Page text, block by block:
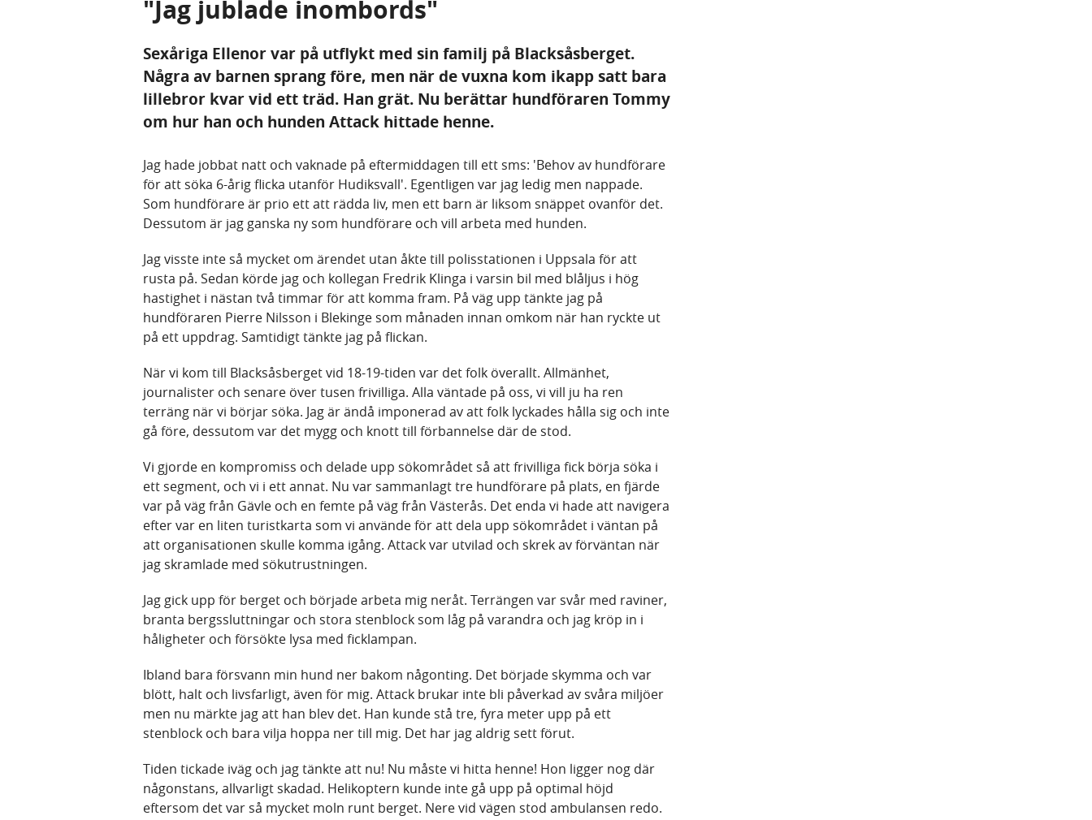
"Jag jublade inombords"
Sexåriga Ellenor var på utflykt med sin familj på Blacksåsberget.
Några av barnen sprang före, men när de vuxna kom ikapp satt bara
lillebror kvar vid ett träd. Han grät. Nu berättar hundföraren Tommy
om hur han och hunden Attack hittade henne.
Jag hade jobbat natt och vaknade på eftermiddagen till ett sms: 'Behov av hundförare
för att söka 6-årig flicka utanför Hudiksvall'. Egentligen var jag ledig men nappade.
Som hundförare är prio ett att rädda liv, men ett barn är liksom snäppet ovanför det.
Dessutom är jag ganska ny som hundförare och vill arbeta med hunden.
Jag visste inte så mycket om ärendet utan åkte till polisstationen i Uppsala för att
rusta på. Sedan körde jag och kollegan Fredrik Klinga i varsin bil med blåljus i hög
hastighet i nästan två timmar för att komma fram. På väg upp tänkte jag på
hundföraren Pierre Nilsson i Blekinge som månaden innan omkom när han ryckte ut
på ett uppdrag. Samtidigt tänkte jag på flickan.
När vi kom till Blacksåsberget vid 18-19-tiden var det folk överallt. Allmänhet,
journalister och senare över tusen frivilliga. Alla väntade på oss, vi vill ju ha ren
terräng när vi börjar söka. Jag är ändå imponerad av att folk lyckades hålla sig och inte
gå före, dessutom var det mygg och knott till förbannelse där de stod.
Vi gjorde en kompromiss och delade upp sökområdet så att frivilliga fick börja söka i
ett segment, och vi i ett annat. Nu var sammanlagt tre hundförare på plats, en fjärde
var på väg från Gävle och en femte på väg från Västerås. Det enda vi hade att navigera
efter var en liten turistkarta som vi använde för att dela upp sökområdet i väntan på
att organisationen skulle komma igång. Attack var utvilad och skrek av förväntan när
jag skramlade med sökutrustningen.
Jag gick upp för berget och började arbeta mig neråt. Terrängen var svår med raviner,
branta bergssluttningar och stora stenblock som låg på varandra och jag kröp in i
håligheter och försökte lysa med ficklampan.
Ibland bara försvann min hund ner bakom någonting. Det började skymma och var
blött, halt och livsfarligt, även för mig. Attack brukar inte bli påverkad av svåra miljöer
men nu märkte jag att han blev det. Han kunde stå tre, fyra meter upp på ett
stenblock och bara vilja hoppa ner till mig. Det har jag aldrig sett förut.
Tiden tickade iväg och jag tänkte att nu! Nu måste vi hitta henne! Hon ligger nog där
någonstans, allvarligt skadad. Helikoptern kunde inte gå upp på optimal höjd
eftersom det var så mycket moln runt berget. Nere vid vägen stod ambulansen redo.